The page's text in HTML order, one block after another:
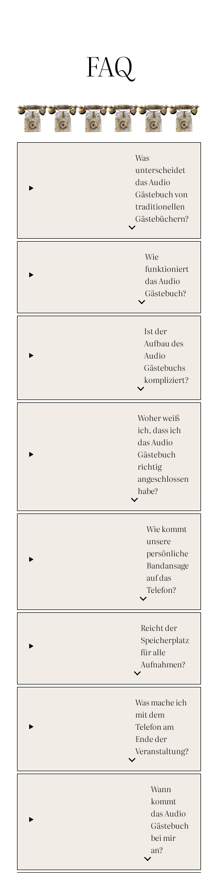
FAQ
Was
unterscheidet
das Audio
Gästebuch von
traditionellen
Gästebüchern?
Wie
funktioniert
das Audio
Gästebuch?
Ist der
Aufbau des
Audio
Gästebuchs
kompliziert?
Woher weiß
ich, dass ich
das Audio
Gästebuch
richtig
angeschlossen
habe?
Wie kommt
unsere
persönliche
Bandansage
auf das
Telefon?
Reicht der
Speicherplatz
für alle
Aufnahmen?
Was mache ich
mit dem
Telefon am
Ende der
Veranstaltung?
Wann
kommt
das Audio
Gästebuch
bei mir
an?